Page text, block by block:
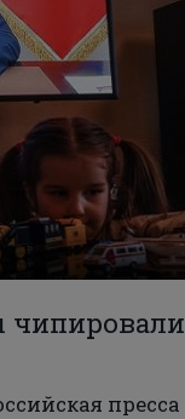
чипировали
пресса